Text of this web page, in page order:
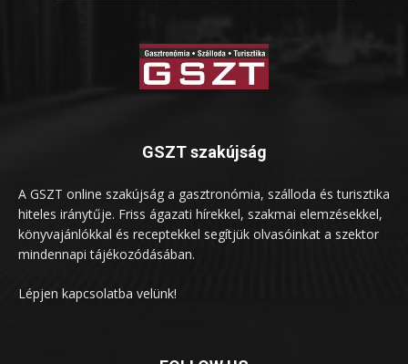
GSZT szakújság
A GSZT online szakújság a gasztronómia, szálloda és turisztika
hiteles iránytűje. Friss ágazati hírekkel, szakmai elemzésekkel,
könyvajánlókkal és receptekkel segítjük olvasóinkat a szektor
mindennapi tájékozódásában.
Lépjen kapcsolatba velünk!